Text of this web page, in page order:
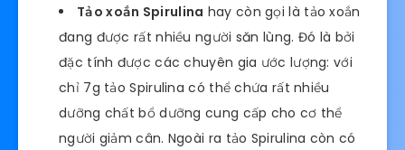
Tảo xoắn Spirulina hay còn gọi là tảo xoắn
đang được rất nhiều người săn lùng. Đó là bởi
đặc tính được các chuyên gia ước lượng: với
chỉ 7g tảo Spirulina có thể chứa rất nhiều
dưỡng chất bổ dưỡng cung cấp cho cơ thể
người giảm cân. Ngoài ra tảo Spirulina còn có